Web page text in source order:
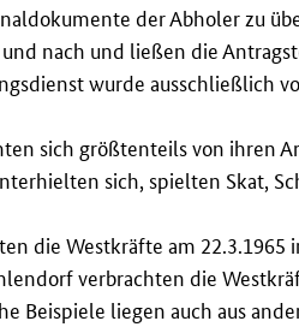
der Abholer zu
nach und ließen die
wurde ausschließlich
sich größtenteils von ihren
sich, spielten Skat,
die Westkräfte am 22.3.1965
verbrachten die
Beispiele liegen auch aus